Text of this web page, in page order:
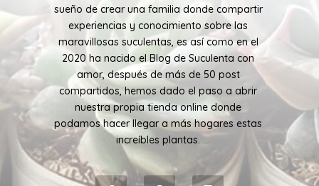
sueño de crear una familia donde compartir
experiencias y conocimiento sobre las
maravillosas suculentas, es así como en el
2020 ha nacido el Blog de Suculenta con
amor, después de más de 50 post
compartidos, hemos dado el paso a abrir
nuestra propia tienda online donde
podamos hacer llegar a más hogares estas
increíbles plantas.